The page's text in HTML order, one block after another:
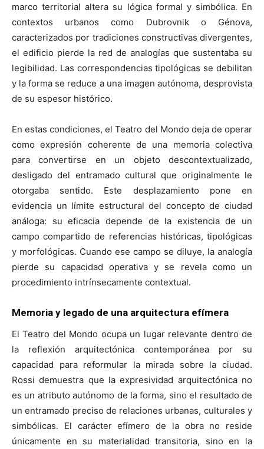
marco territorial altera su lógica formal y simbólica. En
contextos urbanos como Dubrovnik o Génova,
caracterizados por tradiciones constructivas divergentes,
el edificio pierde la red de analogías que sustentaba su
legibilidad. Las correspondencias tipológicas se debilitan
y la forma se reduce a una imagen autónoma, desprovista
de su espesor histórico.
En estas condiciones, el Teatro del Mondo deja de operar
como expresión coherente de una memoria colectiva
para convertirse en un objeto descontextualizado,
desligado del entramado cultural que originalmente le
otorgaba sentido. Este desplazamiento pone en
evidencia un límite estructural del concepto de ciudad
análoga: su eficacia depende de la existencia de un
campo compartido de referencias históricas, tipológicas
y morfológicas. Cuando ese campo se diluye, la analogía
pierde su capacidad operativa y se revela como un
procedimiento intrínsecamente contextual.
Memoria y legado de una arquitectura efímera
El Teatro del Mondo ocupa un lugar relevante dentro de
la reflexión arquitectónica contemporánea por su
capacidad para reformular la mirada sobre la ciudad.
Rossi demuestra que la expresividad arquitectónica no
es un atributo autónomo de la forma, sino el resultado de
un entramado preciso de relaciones urbanas, culturales y
simbólicas. El carácter efímero de la obra no reside
únicamente en su materialidad transitoria, sino en la